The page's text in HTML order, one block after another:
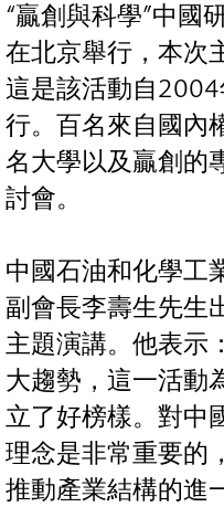
“贏創與科學”中國
在北京舉行，本次
這是該活動自
行。百名來自國內
名大學以及贏創的
討會。
中國石油和化學工
副會長李壽生先生
主題演講。他表示
大趨勢，這一活動
立了好榜樣。對中
理念是非常重要的
推動產業結構的進